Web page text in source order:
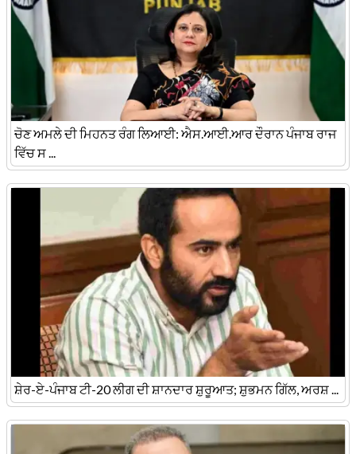
ਚੋਣ ਅਮਲੇ ਦੀ ਮਿਹਨਤ ਰੰਗ ਲਿਆਈ: ਐਸ.ਆਈ.ਆਰ ਦੌਰਾਨ ਪੰਜਾਬ ਰਾਜ
ਵਿੱਚ ਸ ...
ਸ਼ੇਰ-ਏ-ਪੰਜਾਬ ਟੀ-20 ਲੀਗ ਦੀ ਸ਼ਾਨਦਾਰ ਸ਼ੁਰੂਆਤ; ਸ਼ੁਭਮਨ ਗਿੱਲ, ਅਰਸ਼ ...